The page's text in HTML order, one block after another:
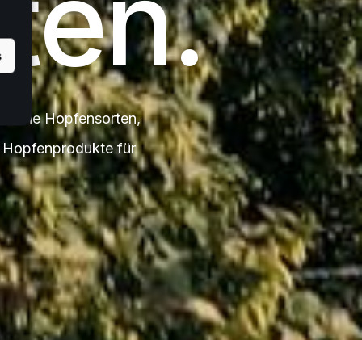
Hopfensorten,
Hopfenprodukte für